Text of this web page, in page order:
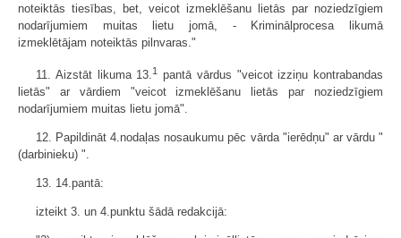
noteiktās tiesības, bet, veicot izmeklēšanu lietās par noziedzīgiem
nodarījumiem muitas lietu jomā, - Kriminālprocesa likumā
izmeklētājam noteiktās pilnvaras."
11. Aizstāt likuma 13.1
pantā vārdus "veicot izziņu kontrabandas
lietās" ar vārdiem "veicot izmeklēšanu lietās par noziedzīgiem
nodarījumiem muitas lietu jomā".
12. Papildināt 4.nodaļas nosaukumu pēc vārda "ierēdņu" ar vārdu "
(darbinieku) ".
13. 14.pantā:
izteikt 3. un 4.punktu šādā redakcijā: